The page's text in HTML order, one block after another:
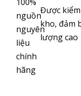
Được
kho, đảm
lượng cao